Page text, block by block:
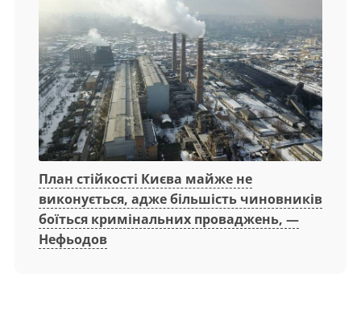
План стійкості Києва майже не
виконується, адже більшість чиновників
боїться кримінальних проваджень, —
Нефьодов